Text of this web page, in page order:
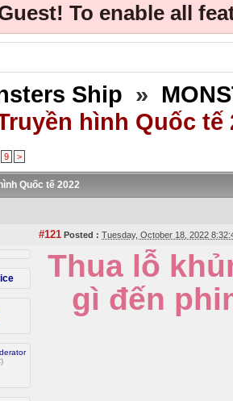
To enable all
Ship »
hình Quốc tế
9 >
Quốc tế 2022
#121 Posted : Tuesday, October 18, 2022
Thua lỗ
gì đến